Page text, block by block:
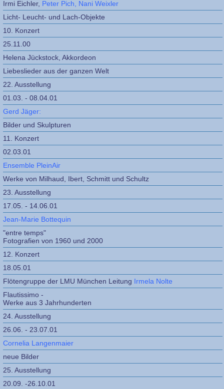
Irmi Eichler, Peter Pich,
Nani Weixler
Licht- Leucht- und Lach-Objekte
10. Konzert
25.11.00
Helena Jückstock, Akkordeon
Liebeslieder aus der ganzen Welt
22. Ausstellung
01.03. - 08.04.01
Gerd Jäger:
Bilder und Skulpturen
11. Konzert
02.03.01
Ensemble PleinAir
Werke von Milhaud, Ibert, Schmitt und Schultz
23. Ausstellung
17.05. - 14.06.01
Jean-Marie Bottequin
"entre temps"
Fotografien von 1960 und 2000
12. Konzert
18.05.01
Flötengruppe der LMU München Leitung Irmela Nolte
Flautissimo -
Werke aus 3 Jahrhunderten
24. Ausstellung
26.06. - 23.07.01
Cornelia Langenmaier
neue Bilder
25. Ausstellung
20.09. -26.10.01